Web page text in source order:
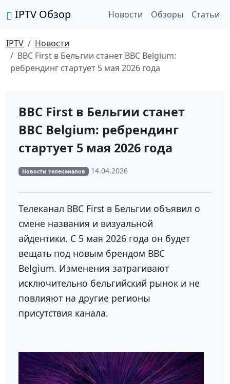
IPTV Обзор Новости Обзоры Статьи
IPTV
Новости
BBC First в Бельгии станет BBC Belgium:
ребрендинг стартует 5 мая 2026 года
BBC First в Бельгии станет
BBC Belgium: ребрендинг
стартует 5 мая 2026 года
Новости телеканалов 14.04.2026
Телеканал BBC First в Бельгии объявил о
смене названия и визуальной
айдентики. С 5 мая 2026 года он будет
вещать под новым брендом BBC
Belgium. Изменения затрагивают
исключительно бельгийский рынок и не
повлияют на другие регионы
присутствия канала.